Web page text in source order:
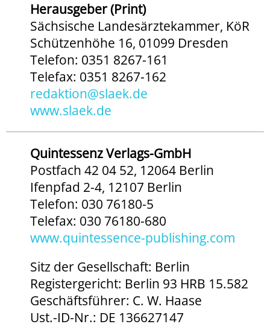
Herausgeber (Print)
Sächsische Landesärztekammer, KöR
Schützenhöhe 16, 01099 Dresden
Telefon: 0351 8267-161
Telefax: 0351 8267-162
redaktion@slaek.de
www.slaek.de
Quintessenz Verlags-GmbH
Postfach 42 04 52, 12064 Berlin
Ifenpfad 2-4, 12107 Berlin
Telefon: 030 76180-5
Telefax: 030 76180-680
www.quintessence-publishing.com
Sitz der Gesellschaft: Berlin
Registergericht: Berlin 93 HRB 15.582
Geschäftsführer: C. W. Haase
Ust.-ID-Nr.: DE 136627147